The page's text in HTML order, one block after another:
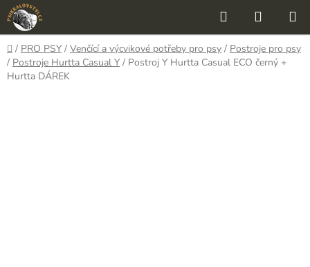
Přejít
na
obsah
Hledat
KOŠÍK
Domů
/ PRO PSY / Venčící a výcvikové potřeby pro psy / Postroje pro psy
/ Postroje Hurtta Casual Y / Postroj Y Hurtta Casual ECO černý +
Hurtta DÁREK